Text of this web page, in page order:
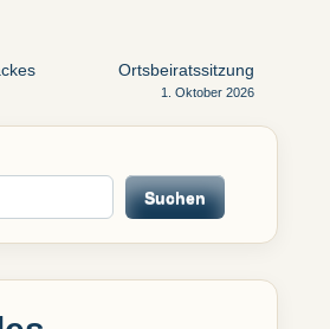
Ortsbeiratssitzung
1. Oktober 2026
Suchen